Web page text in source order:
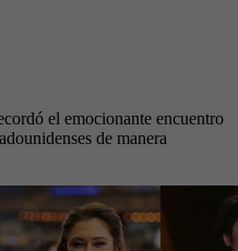
el emocionante encuentro
de manera